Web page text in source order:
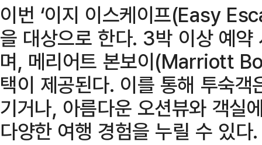
이번 ‘이지 이스케이프(Easy
을 대상으로 한다. 3박 이상 예
며, 메리어트 본보이(Marriott
택이 제공된다. 이를 통해 투숙
기거나, 아름다운 오션뷰와 객실
다양한 여행 경험을 누릴 수 있다.